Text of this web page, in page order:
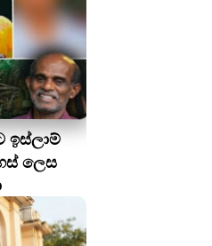
ඉස්ලාම්
ලෙස